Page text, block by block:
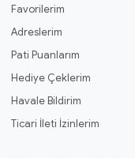
Favorilerim
Adreslerim
Pati Puanlarım
Hediye Çeklerim
Havale Bildirim
Ticari İleti İzinlerim